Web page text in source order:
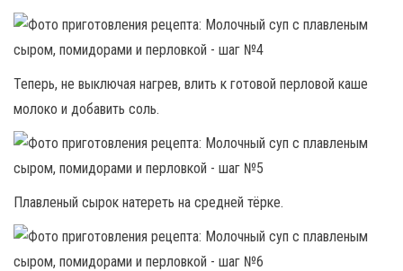
Теперь, не выключая нагрев, влить к готовой перловой каше
молоко и добавить соль.
Плавленый сырок натереть на средней тёрке.